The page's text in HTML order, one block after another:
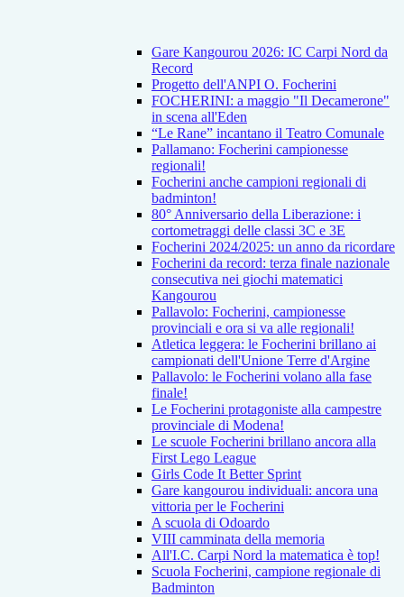
Gare Kangourou 2026: IC Carpi Nord da
Record
Progetto dell'ANPI O. Focherini
FOCHERINI: a maggio "Il Decamerone"
in scena all'Eden
“Le Rane” incantano il Teatro Comunale
Pallamano: Focherini campionesse
regionali!
Focherini anche campioni regionali di
badminton!
80° Anniversario della Liberazione: i
cortometraggi delle classi 3C e 3E
Focherini 2024/2025: un anno da ricordare
Focherini da record: terza finale nazionale
consecutiva nei giochi matematici
Kangourou
Pallavolo: Focherini, campionesse
provinciali e ora si va alle regionali!
Atletica leggera: le Focherini brillano ai
campionati dell'Unione Terre d'Argine
Pallavolo: le Focherini volano alla fase
finale!
Le Focherini protagoniste alla campestre
provinciale di Modena!
Le scuole Focherini brillano ancora alla
First Lego League
Girls Code It Better Sprint
Gare kangourou individuali: ancora una
vittoria per le Focherini
A scuola di Odoardo
VIII camminata della memoria
All'I.C. Carpi Nord la matematica è top!
Scuola Focherini, campione regionale di
Badminton